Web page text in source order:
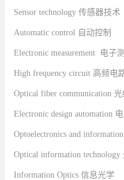
Sensor technology传感器技术
Automatic control 自动控制
Electronic measurement 电子
High frequency circuit 高频电
Optical fiber communication光
Electronic design automation
Optoelectronics and
Optical information technology
Information Optics信息光学